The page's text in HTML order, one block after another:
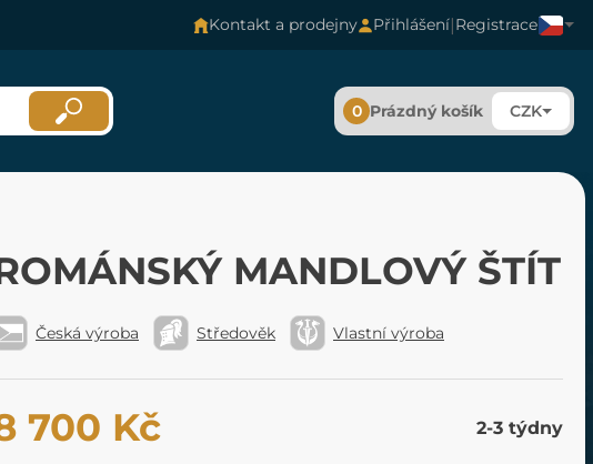
Kontakt a prodejny Přihlášení|Registrace
0 Prázdný košík CZK
MANDLOVÝ ŠTÍT
Česká výroba Středověk Vlastní výroba
700 Kč 2-3 týdny